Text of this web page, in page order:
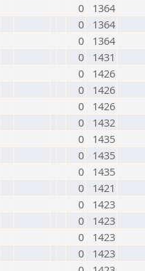
0
1364
0
1364
0
1364
0
1431
0
1426
0
1426
0
1426
0
1432
0
1435
0
1435
0
1435
0
1421
0
1423
0
1423
0
1423
0
1423